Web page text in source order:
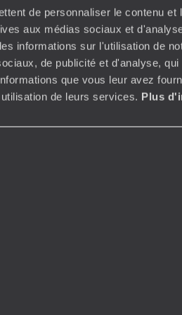
de personnaliser le contenu et
aux médias sociaux et
informations sur l'utilisation de
de publicité et d'analyse,
que vous leur avez
de leurs services. Plus